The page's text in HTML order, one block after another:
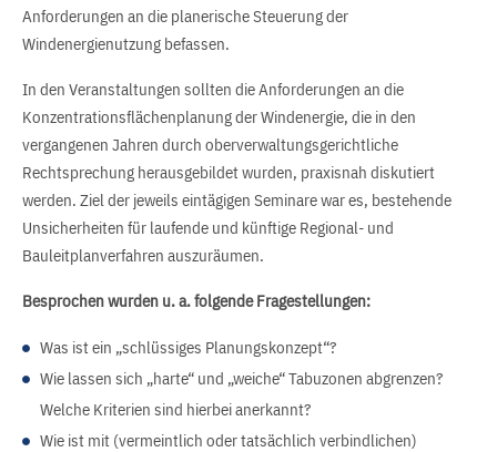
Anforderungen an die planerische Steuerung der
Windenergienutzung befassen.
In den Veranstaltungen sollten die Anforderungen an die
Konzentrationsflächenplanung der Windenergie, die in den
vergangenen Jahren durch oberverwaltungsgerichtliche
Rechtsprechung herausgebildet wurden, praxisnah diskutiert
werden. Ziel der jeweils eintägigen Seminare war es, bestehende
Unsicherheiten für laufende und künftige Regional- und
Bauleitplanverfahren auszuräumen.
Besprochen wurden u. a. folgende Fragestellungen:
Was ist ein „schlüssiges Planungskonzept“?
Wie lassen sich „harte“ und „weiche“ Tabuzonen abgrenzen?
Welche Kriterien sind hierbei anerkannt?
Wie ist mit (vermeintlich oder tatsächlich verbindlichen)